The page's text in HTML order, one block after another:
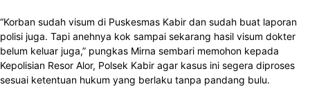
“Korban sudah visum di Puskesmas Kabir dan sudah buat laporan
polisi juga. Tapi anehnya kok sampai sekarang hasil visum dokter
belum keluar juga,” pungkas Mirna sembari memohon kepada
Kepolisian Resor Alor, Polsek Kabir agar kasus ini segera diproses
sesuai ketentuan hukum yang berlaku tanpa pandang bulu.